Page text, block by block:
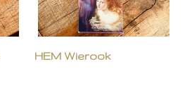
HEM Wierook